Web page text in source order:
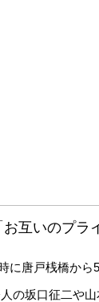
互いのプラ
に唐戸桟橋から
の坂口征二や